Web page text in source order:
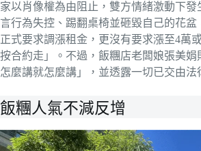
家以肖像權為由阻止，雙方情緒激動下發
言行為失控、踢翻桌椅並砸毀自己的花盆
正式要求調漲租金，更沒有要求漲至4萬
按合約走」。不過，飯糰店老闆娘張美娟
怎麼講就怎麼講」，並透露一切已交由法
飯糰人氣不減反增